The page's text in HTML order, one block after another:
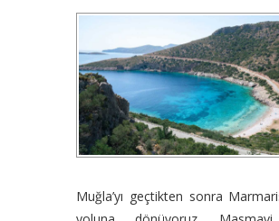
Muğla’yı geçtikten sonra